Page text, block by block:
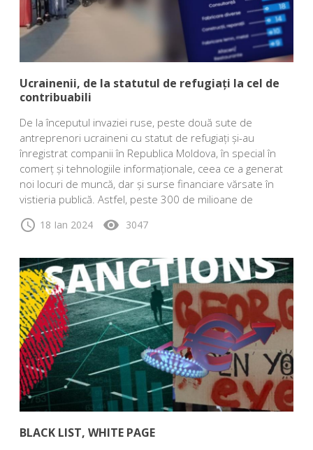
Ucrainenii, de la statutul de refugiați la cel de
contribuabili
De la începutul invaziei ruse, peste două sute de
antreprenori ucraineni cu statut de refugiați și-au
înregistrat companii în Republica Moldova, în special în
comerț și tehnologiile informaționale, ceea ce a generat
noi locuri de muncă, dar și surse financiare vărsate în
vistieria publică. Astfel, peste 300 de milioane de
schedule 18 Ian 2024 visibility 3047
BLACK LIST, WHITE PAGE